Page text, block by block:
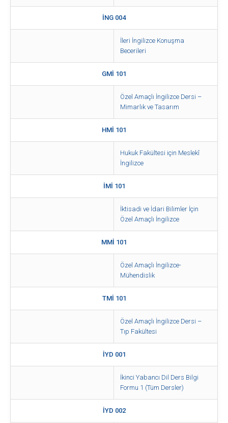
İNG 004
İleri İngilizce Konuşma
Becerileri
GMİ 101
Özel Amaçlı İngilizce Dersi –
Mimarlık ve Tasarım
HMİ 101
Hukuk Fakültesi için Meslekî
İngilizce
İMİ 101
İktisadi ve İdari Bilimler İçin
Özel Amaçlı İngilizce
MMİ 101
Özel Amaçlı İngilizce-
Mühendislik
TMİ 101
Özel Amaçlı İngilizce Dersi –
Tıp Fakültesi
İYD 001
İkinci Yabancı Dil Ders Bilgi
Formu 1 (Tüm Dersler)
İYD 002